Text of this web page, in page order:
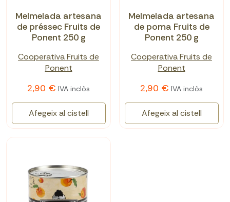
Melmelada artesana
de préssec Fruits de
Ponent 250 g
Cooperativa Fruits de
Ponent
2,90 € IVA inclòs
Afegeix al cistell
Melmelada artesana
de poma Fruits de
Ponent 250 g
Cooperativa Fruits de
Ponent
2,90 € IVA inclòs
Afegeix al cistell